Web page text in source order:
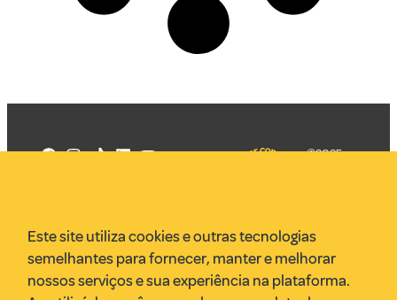
VR Assessoria
Parcerias
Envie uma pauta
©2025
Este site utiliza cookies e outras tecnologias
semelhantes para fornecer, manter e melhorar
nossos serviços e sua experiência na plataforma.